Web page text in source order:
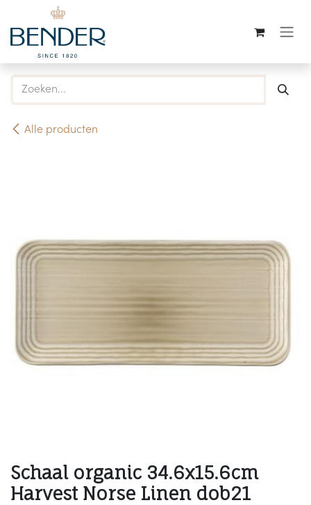
Overslaan naar inhoud
Alle producten
Schaal organic 34.6x15.6cm
Harvest Norse Linen dob21